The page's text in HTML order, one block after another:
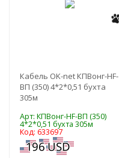
Кабель OK-net КПВонг-HF-
ВП (350) 4*2*0,51 бухта
305м
Арт: КПВонг-HF-ВП (350)
4*2*0,51 бухта 305м
Код: 633697